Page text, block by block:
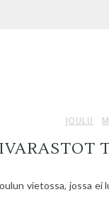
JOULU
vietossa, jossa